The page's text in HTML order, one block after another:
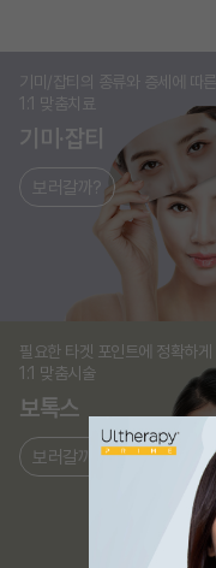
기미/잡티의 종류와 증세에 따른
1:1 맞춤치료
기미·잡티
보러갈까?
필요한 타겟 포인트에 정확하게
1:1 맞춤시술
보톡스
보러갈까?